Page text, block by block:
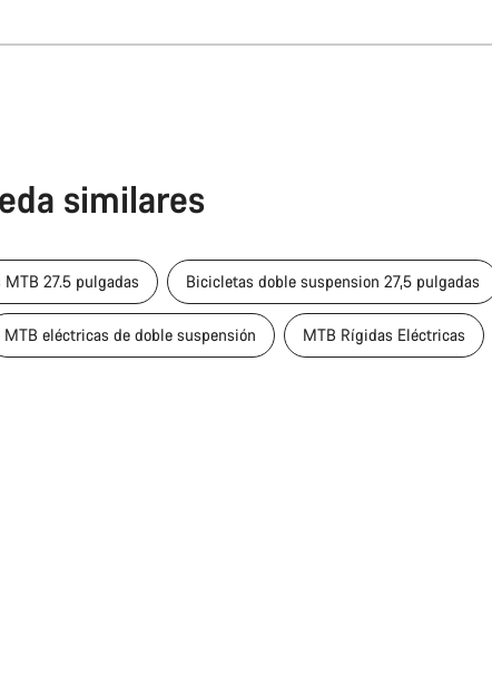
similares
27.5 pulgadas Bicicletas doble suspension 27,5 pulgadas
MTB eléctricas de doble suspensión MTB Rígidas Eléctricas